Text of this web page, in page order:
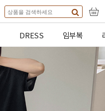
DRESS 임부복